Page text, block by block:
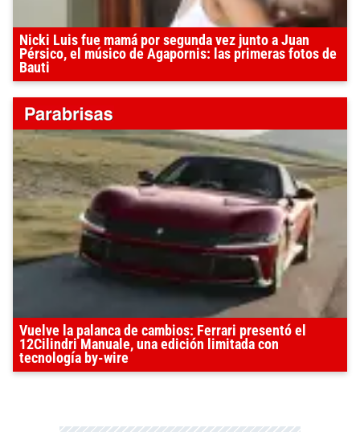
Nicki Luis fue mamá por segunda vez junto a Juan
Pérsico, el músico de Agapornis: las primeras fotos de
Bauti
Vuelve la palanca de cambios: Ferrari presentó el
12Cilindri Manuale, una edición limitada con
tecnología by-wire